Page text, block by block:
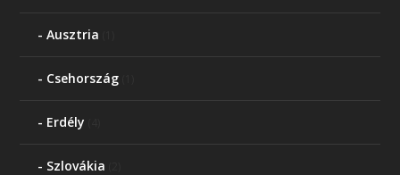
Ausztria
Csehország
Erdély
Szlovákia